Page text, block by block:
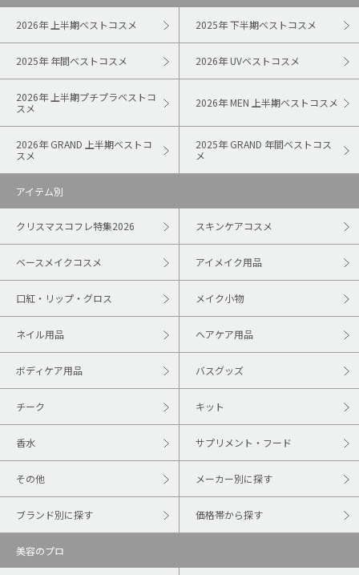
2026年 上半期ベストコスメ 2025年 下半期ベストコスメ
2025年 年間ベストコスメ 2026年 UVベストコスメ
2026年 上半期プチプラベストコ
スメ
2026年 MEN 上半期ベストコスメ
2026年 GRAND 上半期ベストコ
スメ
2025年 GRAND 年間ベストコス
メ
アイテム別
クリスマスコフレ特集2026 スキンケアコスメ
ベースメイクコスメ アイメイク用品
口紅・リップ・グロス メイク小物
ネイル用品 ヘアケア用品
ボディケア用品 バスグッズ
チーク キット
香水 サプリメント・フード
その他 メーカー別に探す
ブランド別に探す 価格帯から探す
美容のプロ